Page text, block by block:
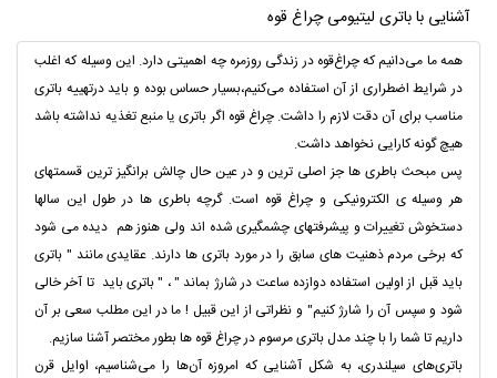
آشنایی با باتری لیتیومی چراغ قوه
همه ما می‌دانیم که چراغ‌قوه در زندگی روزمره چه اهمیتی دارد. این وسیله که اغلب
در شرایط اضطراری از آن استفاده می‌کنیم،بسیار حساس بوده و باید درتهییه باتری
مناسب برای آن دقت لازم را داشت. چراغ قوه اگر باتری یا منبع تغذیه نداشته باشد
هیچ گونه کارایی نخواهد داشت.
پس مبحث باطری ها جز اصلی ترین و در عین حال چالش برانگیز ترین قسمتهای
هر وسیله ی الکترونیکی و چراغ قوه است. گرچه باطری ها در طول این سالها
دستخوش تغییرات و پیشرفتهای چشمگیری شده اند ولی هنوز هم دیده می شود
که برخی مردم ذهنیت های سابق را در مورد باتری ها دارند. عقایدی مانند " باتری
باید قبل از اولین استفاده دوازده ساعت در شارژ بماند " ، " باتری باید تا آخر خالی
شود و سپس آن را شارژ کنیم" و نظراتی از این قبیل ! ما در این مطلب سعی بر آن
داریم تا شما را با چند مدل باتری مرسوم در چراغ قوه ها بطور مختصر آشنا سازیم.
باتری‌های سیلندری، به شکل آشنایی که امروزه آن‌ها را می‌شناسیم، اوایل قرن